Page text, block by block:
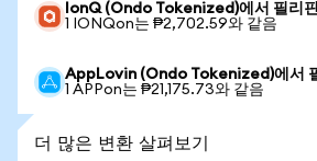
IonQ (Ondo Tokenized)에서 필리
1 IONQon는 ₱2,702.59와 같음
AppLovin (Ondo Tokenized)에서
1 APPon는 ₱21,175.73와 같음
더 많은 변환 살펴보기